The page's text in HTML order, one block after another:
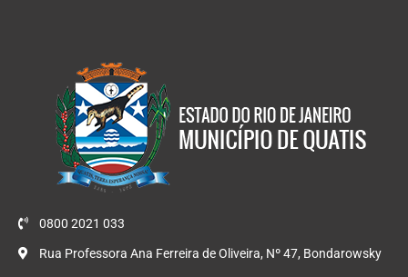
0800 2021 033
Rua Professora Ana Ferreira de Oliveira, Nº 47, Bondarowsky